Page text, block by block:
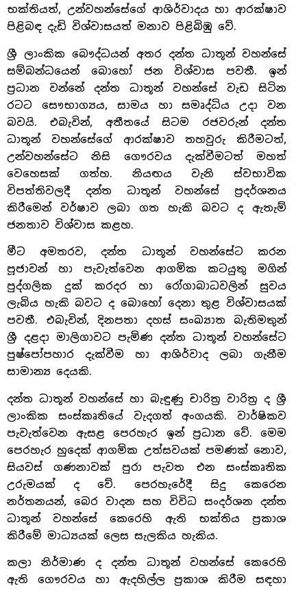
භක්තියත්, උන්වහන්සේගේ ආශිර්වාදය හා ආරක්ෂාව
පිළිබඳ දැඩි විශ්වාසයත් මනාව පිළිබිඹු වේ.
ශ්‍රී ලාංකික බෞද්ධයන් අතර දන්ත ධාතූන් වහන්සේ
සම්බන්ධයෙන් බොහෝ ජන විශ්වාස පවතී. ඉන්
ප්‍රධාන වන්නේ දන්ත ධාතූන් වහන්සේ වැඩ සිටින
රටට සෞභාග්‍යය, සාමය හා සමෘද්ධිය උදා වන
බවයි. එබැවින්, අතීතයේ සිටම රජවරුන් දන්ත
ධාතූන් වහන්සේගේ ආරක්ෂාව තහවුරු කිරීමටත්,
උන්වහන්සේට නිසි ගෞරවය දැක්වීමටත් මහත්
වෙහෙසක් ගත්හ. නියඟය වැනි ස්වභාවික
විපත්තිවලදී දන්ත ධාතූන් වහන්සේ ප්‍රදර්ශනය
කිරීමෙන් වර්ෂාව ලබා ගත හැකි බවට ද ඇතැම්
ජනතාව විශ්වාස කළහ.
මීට අමතරව, දන්ත ධාතූන් වහන්සේට කරන
පූජාවන් හා පැවැත්වෙන ආගමික කටයුතු මගින්
පුද්ගලික දුක් කරදර හා රෝගාබාධවලින් සුවය
ලැබිය හැකි බවට ද බොහෝ දෙනා තුළ විශ්වාසයක්
පවතී. එබැවින්, දිනපතා දහස් සංඛ්‍යාත බැතිමතුන්
ශ්‍රී දළදා මාලිගාවට පැමිණ දන්ත ධාතූන් වහන්සේට
පුෂ්පෝපහාර දැක්වීම හා ආශිර්වාද ලබා ගැනීම
සාමාන්‍ය දෙයකි.
දන්ත ධාතූන් වහන්සේ හා බැඳුණු චාරිත්‍ර වාරිත්‍ර ද ශ්‍රී
ලාංකික සංස්කෘතියේ වැදගත් අංගයකි. වාර්ෂිකව
පැවැත්වෙන ඇසළ පෙරහැර ඉන් ප්‍රධාන වේ. මෙම
පෙරහැර හුදෙක් ආගමික උත්සවයක් පමණක් නොව,
සියවස් ගණනාවක් පුරා පැවත එන සංස්කෘතික
උරුමයක් ද වේ. පෙරහැරේදී සිදු කෙරෙන
නර්තනයන්, බෙර වාදන සහ විවිධ සංදර්ශන දන්ත
ධාතූන් වහන්සේ කෙරෙහි ඇති භක්තිය ප්‍රකාශ
කිරීමේ මාධ්‍යයක් ලෙස සැලකිය හැකිය.
කලා නිර්මාණ ද දන්ත ධාතූන් වහන්සේ කෙරෙහි
ඇති ගෞරවය හා ඇදහිල්ල ප්‍රකාශ කිරීම සඳහා